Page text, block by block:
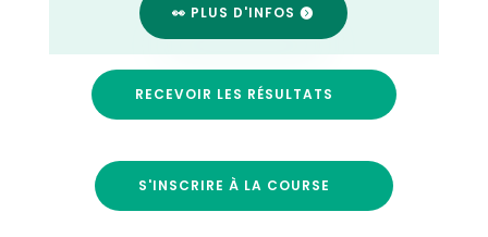
👀 PLUS D'INFOS
RECEVOIR LES RÉSULTATS
S'INSCRIRE À LA COURSE